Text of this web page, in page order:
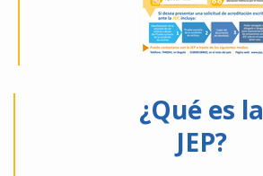
¿Qué es la
JEP?